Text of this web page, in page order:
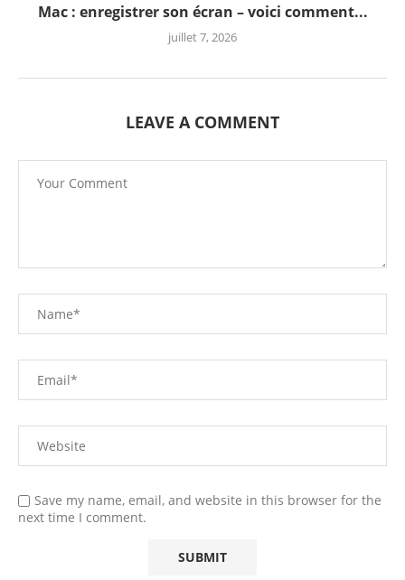
Mac : enregistrer son écran – voici comment...
juillet 7, 2026
LEAVE A COMMENT
Save my name, email, and website in this browser for the
next time I comment.